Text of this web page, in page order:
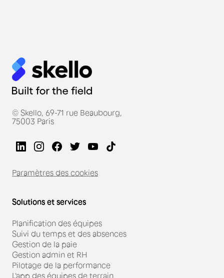
© Skello, 69-71 rue Beaubourg,
75003 Paris
Paramètres des cookies
Solutions et services
Planification des équipes
Suivi du temps et des absences
Gestion de la paie
Gestion admin et RH
Pilotage de la performance
L'app des équipes de terrain